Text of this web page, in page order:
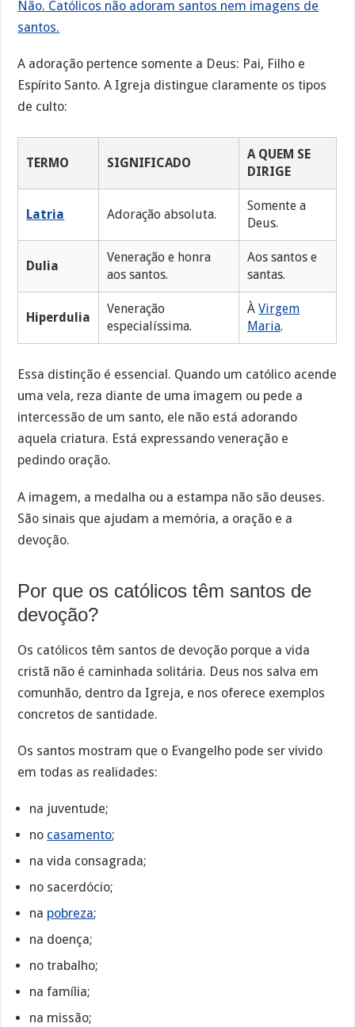
Não. Católicos não adoram santos nem imagens de
santos.
A adoração pertence somente a Deus: Pai, Filho e
Espírito Santo. A Igreja distingue claramente os tipos
de culto:
TERMO SIGNIFICADO
A QUEM SE
DIRIGE
Latria Adoração absoluta.
Somente a
Deus.
Dulia
Veneração e honra
aos santos.
Aos santos e
santas.
Hiperdulia
Veneração
especialíssima.
ÀVirgem
Maria.
Essa distinção é essencial. Quando um católico acende
uma vela, reza diante de uma imagem ou pede a
intercessão de um santo, ele não está adorando
aquela criatura. Está expressando veneração e
pedindo oração.
A imagem, a medalha ou a estampa não são deuses.
São sinais que ajudam a memória, a oração e a
devoção.
Por que os católicos têm santos de
devoção?
Os católicos têm santos de devoção porque a vida
cristã não é caminhada solitária. Deus nos salva em
comunhão, dentro da Igreja, e nos oferece exemplos
concretos de santidade.
Os santos mostram que o Evangelho pode ser vivido
em todas as realidades:
na juventude;
no casamento;
na vida consagrada;
no sacerdócio;
na pobreza;
na doença;
no trabalho;
na família;
na missão;